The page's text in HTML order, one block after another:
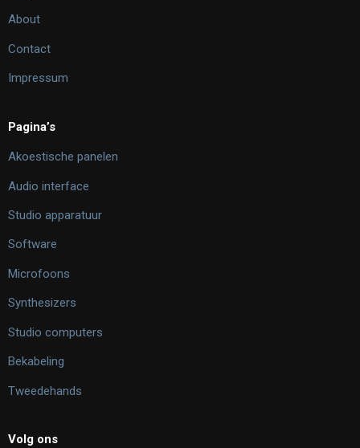
About
Contact
Impressum
Pagina’s
Akoestische panelen
Audio interface
Studio apparatuur
Software
Microfoons
Synthesizers
Studio computers
Bekabeling
Tweedehands
Volg ons